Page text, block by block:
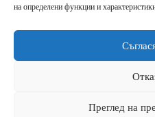
на определени функции и
Преглед на
Централна Медицинска